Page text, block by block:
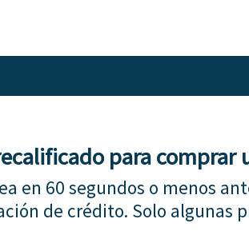
para comprar
en 60 segundos o menos
de crédito. Solo algunas